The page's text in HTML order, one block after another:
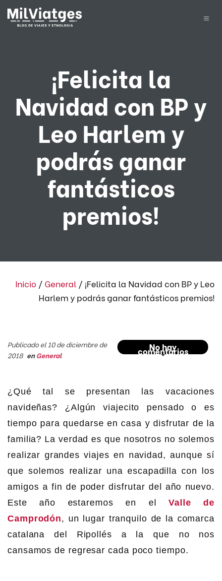
¡Felicita la
Navidad con BP y
Leo Harlem y
podrás ganar
fantásticos
premios!
Inicio / General / ¡Felicita la Navidad con BP y Leo
Harlem y podrás ganar fantásticos premios!
No hay
comentarios
Publicado el 10 de diciembre de
2018 enGeneral
¿Qué tal se presentan las vacaciones
navideñas? ¿Algún viajecito pensado o es
tiempo para quedarse en casa y disfrutar de la
familia? La verdad es que nosotros no solemos
realizar grandes viajes en navidad, aunque sí
que solemos realizar una escapadilla con los
amigos a fin de poder disfrutar del año nuevo.
Este año estaremos en elValle de
Camprodón, un lugar tranquilo de la comarca
catalana del Ripollés a la que no nos
cansamos de regresar cada poco tiempo.